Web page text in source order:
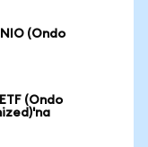
(Ondo
(Ondo